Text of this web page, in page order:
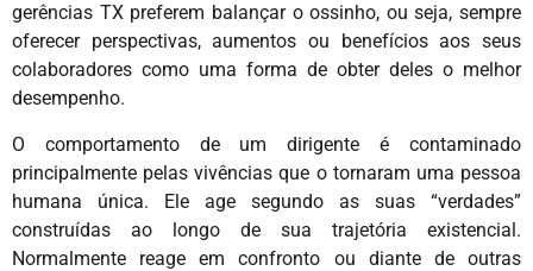
gerências TX preferem balançar o ossinho, ou seja, sempre
oferecer perspectivas, aumentos ou benefícios aos seus
colaboradores como uma forma de obter deles o melhor
desempenho.
O comportamento de um dirigente é contaminado
principalmente pelas vivências que o tornaram uma pessoa
humana única. Ele age segundo as suas “verdades”
construídas ao longo de sua trajetória existencial.
Normalmente reage em confronto ou diante de outras